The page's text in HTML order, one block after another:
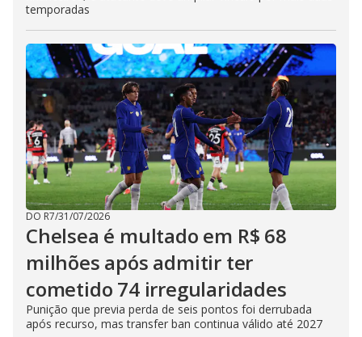
temporadas
DO R7/31/07/2026
Chelsea é multado em R$ 68
milhões após admitir ter
cometido 74 irregularidades
Punição que previa perda de seis pontos foi derrubada
após recurso, mas transfer ban continua válido até 2027